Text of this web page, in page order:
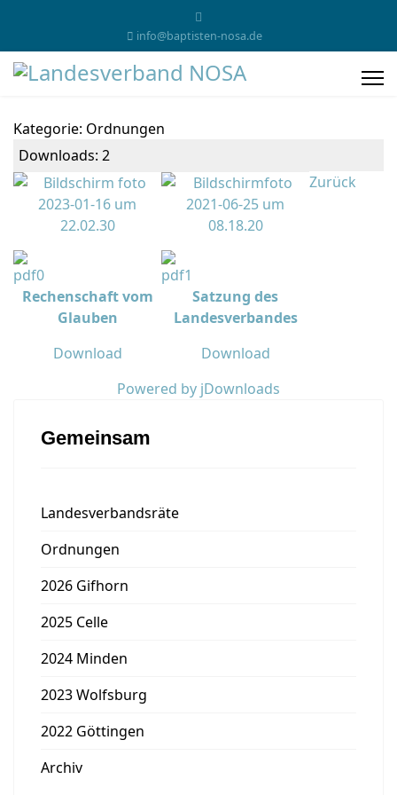
info@baptisten-nosa.de
Kategorie: Ordnungen
Downloads: 2
Rechenschaft vom
Glauben
Download
Satzung des
Landesverbandes
Download
Zurück
Powered by jDownloads
Gemeinsam
Landesverbandsräte
Ordnungen
2026 Gifhorn
2025 Celle
2024 Minden
2023 Wolfsburg
2022 Göttingen
Archiv